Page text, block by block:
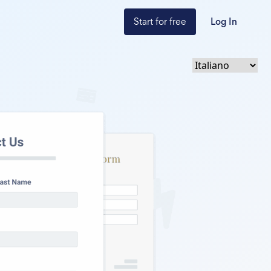
Start for free Log In